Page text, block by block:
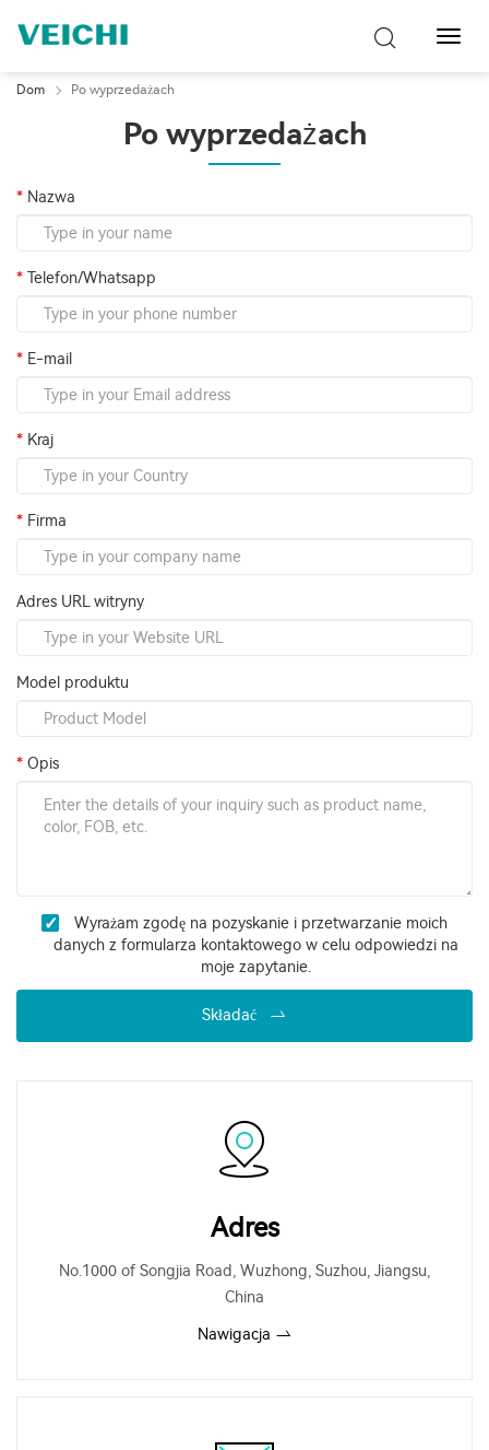
Dom Po wyprzedażach
Po wyprzedażach
Nazwa
Telefon/Whatsapp
E-mail
Kraj
Firma
Adres URL witryny
Model produktu
Opis
Wyrażam zgodę na pozyskanie i przetwarzanie moich
danych z formularza kontaktowego w celu odpowiedzi na
moje zapytanie.
Składać
Adres
No.1000 of Songjia Road, Wuzhong, Suzhou, Jiangsu,
China
Nawigacja